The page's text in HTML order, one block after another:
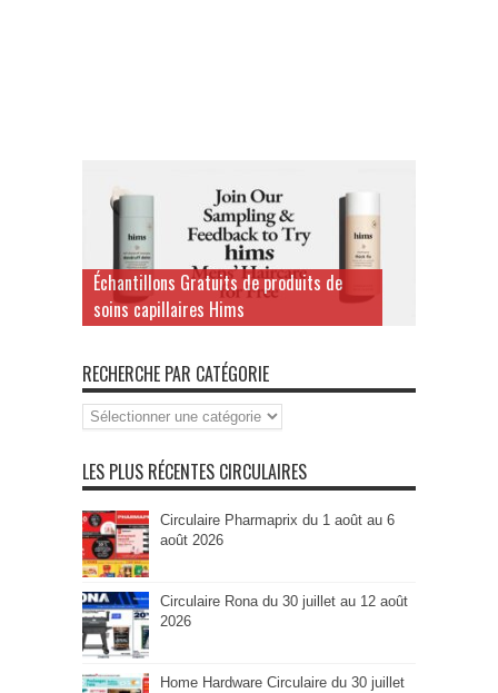
Échantillons Gratuits de produits de
soins capillaires Hims
RECHERCHE PAR CATÉGORIE
Recherche
par
LES PLUS RÉCENTES CIRCULAIRES
Circulaire Pharmaprix du 1 août au 6
août 2026
Circulaire Rona du 30 juillet au 12 août
2026
Home Hardware Circulaire du 30 juillet